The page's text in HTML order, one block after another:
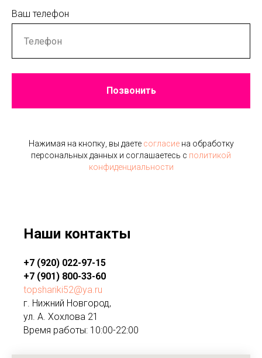
Ваш телефон
Позвонить
Нажимая на кнопку, вы даете согласиена обработку
персональных данных и соглашаетесь c политикой
конфиденциальности
Наши контакты
+7 (920) 022-97-15
+7 (901) 800-33-60
topshariki52@ya.ru
г. Нижний Новгород,
ул. А. Хохлова 21
Время работы: 10:00-22:00